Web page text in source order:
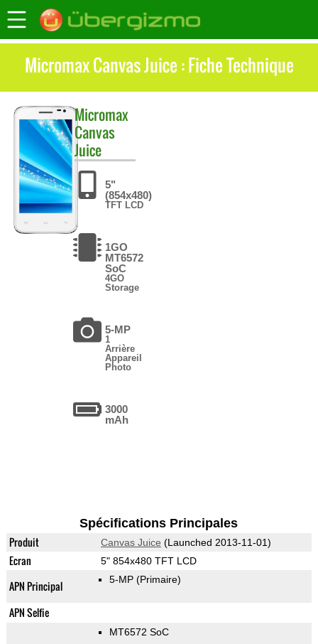
Micromax Canvas Juice : Fiche Technique
Micromax
Canvas
Juice
5"
(854x480)
TFT LCD
1GO
MT6572
SoC
4GO
Storage
5-MP
1
Arrière
Appareil
Photo
3000
mAh
Spécifications Principales
Produit Canvas Juice (Launched 2013-11-01)
Ecran 5" 854x480 TFT LCD
APN Principal 5-MP (Primaire)
APN Selfie
MT6572 SoC